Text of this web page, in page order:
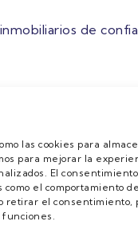
las cookies para
para mejorar la
El
el comportamiento
retirar el
de